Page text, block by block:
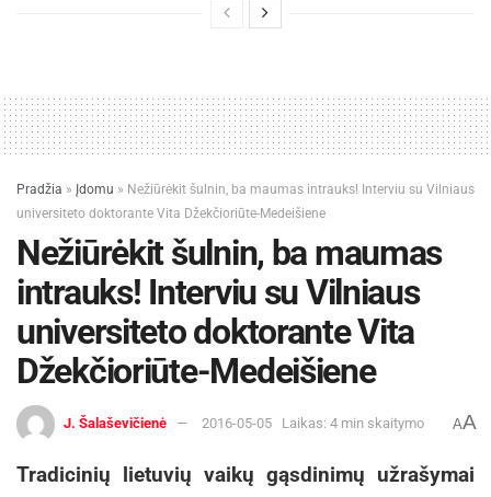
Pradžia » Įdomu » Nežiūrėkit šulnin, ba maumas intrauks! Interviu su Vilniaus
universiteto doktorante Vita Džekčioriūte-Medeišiene
Nežiūrėkit šulnin, ba maumas
intrauks! Interviu su Vilniaus
universiteto doktorante Vita
Džekčioriūte-Medeišiene
J. Šalaševičienė 2016-05-05 Laikas: 4 min skaitymo AA
Tradicinių lietuvių vaikų gąsdinimų užrašymai